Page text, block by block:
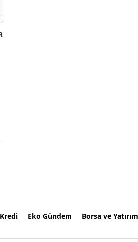
Kredi Eko Gündem Borsa ve Yatırım